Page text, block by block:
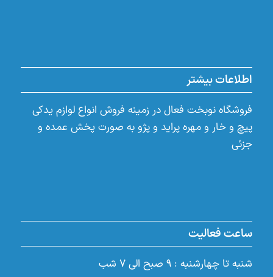
اطلاعات بیشتر
فروشگاه نوبخت فعال در زمینه فروش انواع لوازم یدکی
پیچ و خار و مهره پراید و پژو به صورت پخش عمده و
جزئی
ساعت فعالیت
شنبه تا چهارشنبه : ۹ صبح الی ۷ شب